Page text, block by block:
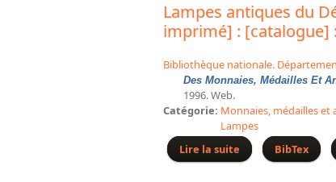
Lampes antiques du
imprimé] : [catalogue]
Bibliothèque nationale.
Des Monnaies, Médailles Et
1996. Web.
Catégorie: Monnaies, médailles et
Lampes
Lire la suite de Lampes
BibTex